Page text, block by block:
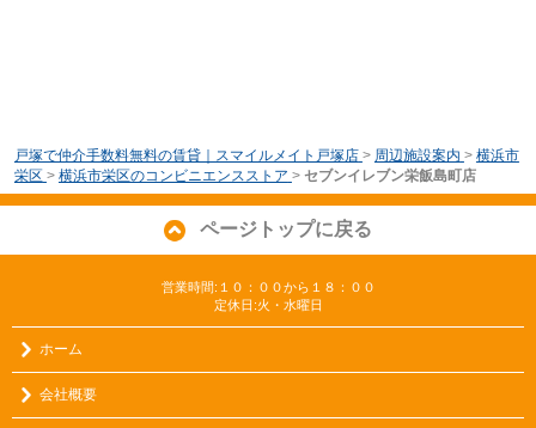
戸塚で仲介手数料無料の賃貸｜スマイルメイト戸塚店 > 周辺施設案内 > 横浜市
栄区 > 横浜市栄区のコンビニエンスストア > セブンイレブン栄飯島町店
ページトップに戻る
営業時間:１０：００から１８：００
定休日:火・水曜日
ホーム
会社概要